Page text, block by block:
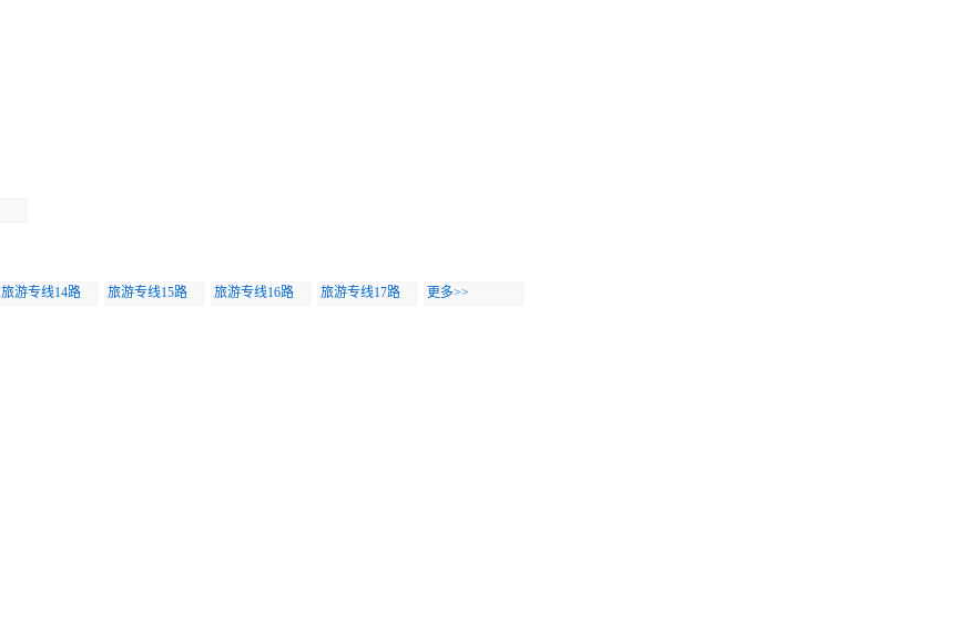
旅游专线14路 旅游专线15路 旅游专线16路 旅游专线17路 更多>>